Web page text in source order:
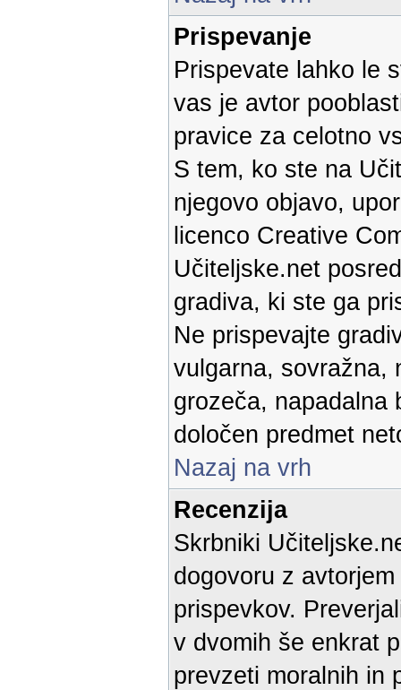
Prispevanje
Prispevate lahko le
vas je avtor
pravice za celotno
S tem, ko ste na
njegovo objavo,
licenco Creative
Učiteljske.net
gradiva, ki ste ga
Ne prispevajte
vulgarna, sovražna,
grozeča, napadalna
določen predmet
Nazaj na vrh
Recenzija
Skrbniki
dogovoru z
prispevkov.
v dvomih še enkrat
prevzeti moralnih in